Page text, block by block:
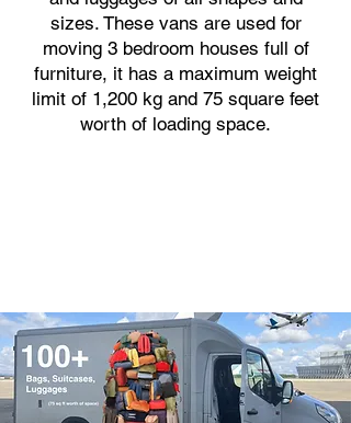
sizes. These vans are used for
moving 3 bedroom houses full of
furniture, it has a maximum weight
limit of 1,200 kg and 75 square feet
worth of loading space.